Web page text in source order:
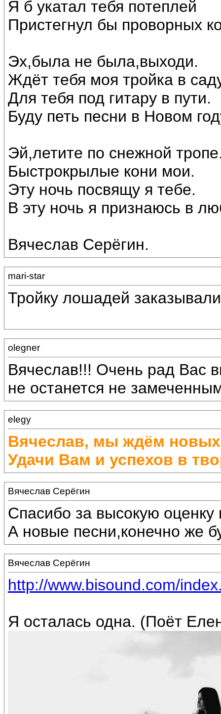
Я б укатал тебя потеплей
Пристегнул бы проворных
Эх,была не была,выходи.
Ждёт тебя моя тройка в
Для тебя под гитару в пути.
Буду петь песни в Новом
Эй,летите по снежной
Быстрокрылые кони мои.
Эту ночь посвящу я тебе.
В эту ночь я признаюсь в
Вячеслав Серёгин.
mari-star
Тройку лошадей
olegner
Вячеслав!!! Очень рад Вас
не останется не
elegy
Вячеслав, мы ждём
Удачи Вам и успехов в
Вячеслав Серёгин
Спасибо за высокую оценку
А новые песни,конечно же
Вячеслав Серёгин
http://www.bisound.com/
Я осталась одна. (Поёт